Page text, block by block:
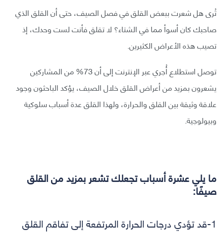
تُرى هل شعرت ببعض القلق في فصل الصيف، حتى أن القلق الذي
صاحبك كان أسوأ مما في الشتاء؟ لا تقلق فأنت لست وحدك، إذ
تصيب هذه الأعراض الكثيرين.
توصل استطلاع أُجري عبر الإنترنت إلى أن 73% من المشاركين
يشعرون بمزيد من أعراض القلق خلال الصيف، يؤكد الباحثون وجود
علاقة وثيقة بين القلق والحرارة، ولهذا القلق عدة أسباب سلوكية
وبيولوجية.
ما يلي عشرة أسباب تجعلك تشعر بمزيد من القلق
صيفًا:
1-قد تؤدي درجات الحرارة المرتفعة إلى تفاقم القلق